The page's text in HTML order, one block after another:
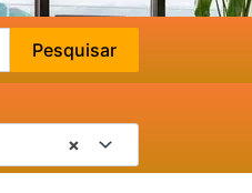
Pesquisar
×